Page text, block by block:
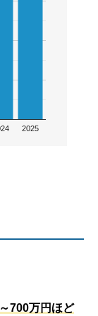
2025
700万円ほど